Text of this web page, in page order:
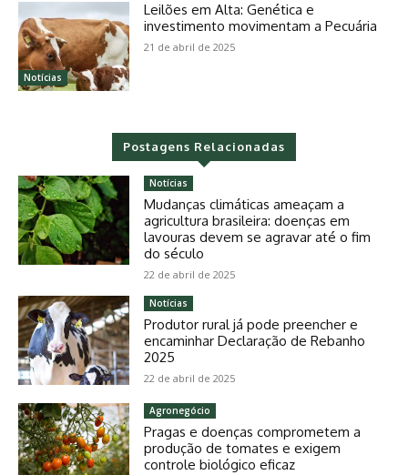
Notícias
Leilões em Alta: Genética e
investimento movimentam a Pecuária
21 de abril de 2025
Postagens Relacionadas
Notícias
Mudanças climáticas ameaçam a
agricultura brasileira: doenças em
lavouras devem se agravar até o fim
do século
22 de abril de 2025
Notícias
Produtor rural já pode preencher e
encaminhar Declaração de Rebanho
2025
22 de abril de 2025
Agronegócio
Pragas e doenças comprometem a
produção de tomates e exigem
controle biológico eficaz